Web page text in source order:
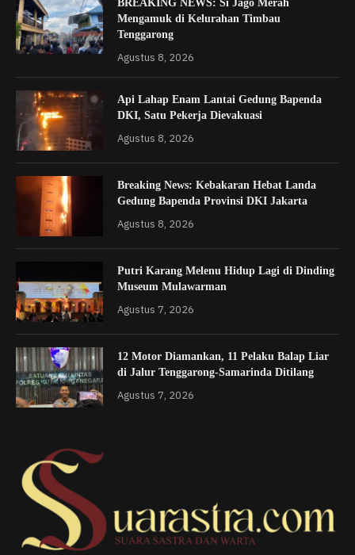
BREAKING NEWS: Si Jago Merah
Mengamuk di Kelurahan Timbau
Tenggarong
Agustus 8, 2026
Api Lahap Enam Lantai Gedung Bapenda
DKI, Satu Pekerja Dievakuasi
Agustus 8, 2026
Breaking News: Kebakaran Hebat Landa
Gedung Bapenda Provinsi DKI Jakarta
Agustus 8, 2026
Putri Karang Melenu Hidup Lagi di Dinding
Museum Mulawarman
Agustus 7, 2026
12 Motor Diamankan, 11 Pelaku Balap Liar
di Jalur Tenggarong-Samarinda Ditilang
Agustus 7, 2026